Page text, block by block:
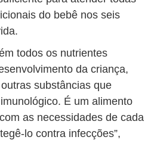
do bebê nos seis
todos os nutrientes
da criança,
substâncias que
É um alimento
as necessidades de cada
lo contra infecções”,